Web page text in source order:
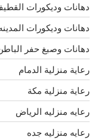
دهانات وديكورات
دهانات وديكورات
دهانات وصبغ حفر
رعاية منزلية الدمام
رعاية منزلية مكة
رعايه منزليه الرياض
رعايه منزليه جده